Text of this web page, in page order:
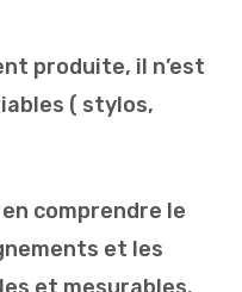
produite, il n’est
( stylos,
comprendre le
et les